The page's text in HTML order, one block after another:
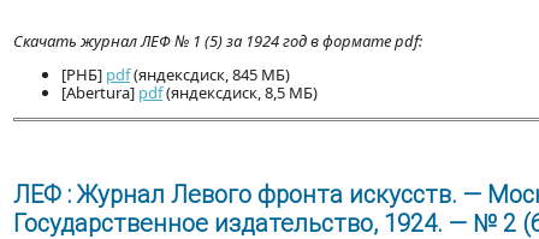
Скачать журнал ЛЕФ № 1 (5) за 1924 год в формате pdf:
[РНБ] pdf(яндексдиск, 845 МБ)
[Abertura] pdf(яндексдиск, 8,5 МБ)
ЛЕФ : Журнал Левого фронта искусств. —
Государственное издательство, 1924. — № 2